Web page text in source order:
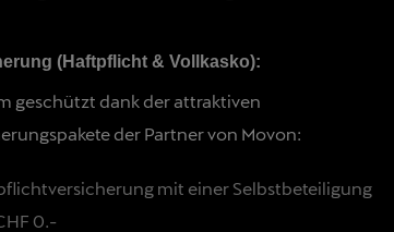
(Haftpflicht & Vollkasko):
geschützt dank der attraktiven
der Partner von Movon:
mit einer Selbstbeteiligung
0.-